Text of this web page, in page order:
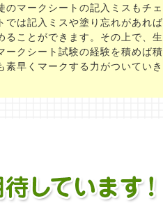
マークシートの記入ミスもチ
は記入ミスや塗り忘れがあれ
ことができます。その上で、
クシート試験の経験を積めば
早くマークする力がついていき